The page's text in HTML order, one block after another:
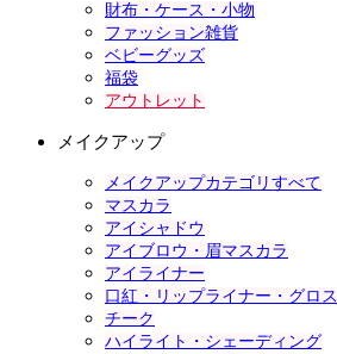
財布・ケース・小物
ファッション雑貨
ベビーグッズ
福袋
アウトレット
メイクアップ
メイクアップカテゴリすべて
マスカラ
アイシャドウ
アイブロウ・眉マスカラ
アイライナー
口紅・リップライナー・グロス
チーク
ハイライト・シェーディング